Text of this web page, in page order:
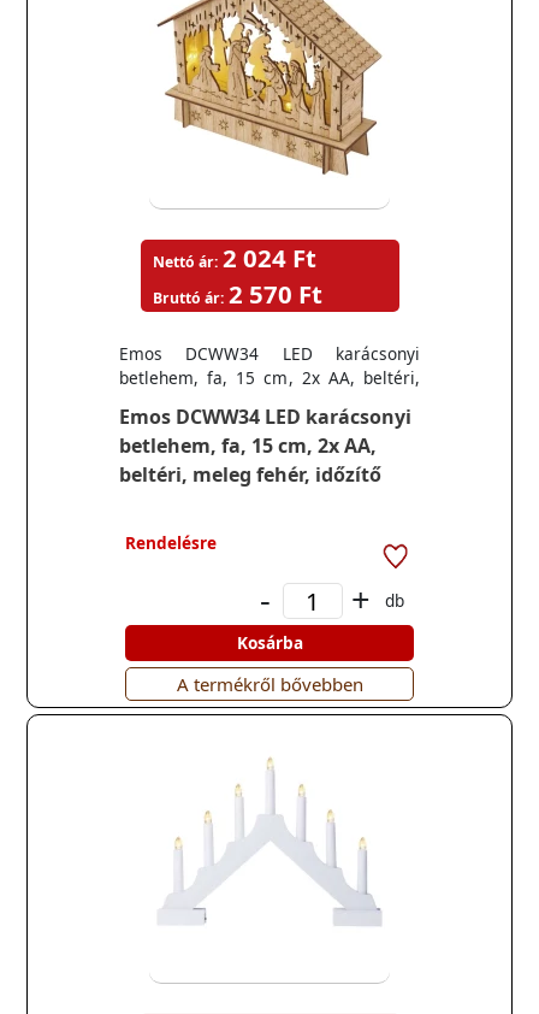
Emos DCWW34 LED karácsonyi
betlehem, fa, 15 cm, 2x AA,
beltéri, meleg fehér, időzítő
Emos DCWW34 LED karácsonyi
betlehem, fa, 15 cm, 2x AA, beltéri,
Nettó ár: 2 024 Ft
Bruttó ár: 2 570 Ft
Rendelésre
- +
db
Kosárba
A termékről bővebben